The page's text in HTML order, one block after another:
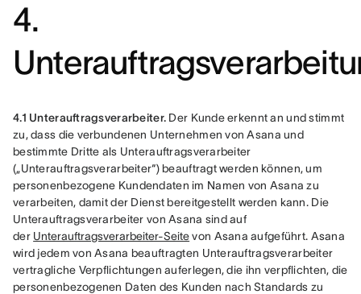
4.
4.1 Unterauftragsverarbeiter. Der Kunde erkennt an und stimmt
zu, dass die verbundenen Unternehmen von Asana und
bestimmte Dritte als Unterauftragsverarbeiter
(„Unterauftragsverarbeiter“) beauftragt werden können, um
personenbezogene Kundendaten im Namen von Asana zu
verarbeiten, damit der Dienst bereitgestellt werden kann. Die
Unterauftragsverarbeiter von Asana sind auf
der Unterauftragsverarbeiter-Seite von Asana aufgeführt. Asana
wird jedem von Asana beauftragten Unterauftragsverarbeiter
vertragliche Verpflichtungen auferlegen, die ihn verpflichten, die
personenbezogenen Daten des Kunden nach Standards zu